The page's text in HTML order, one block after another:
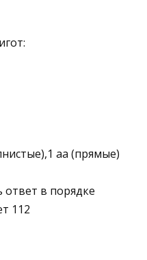
аа (прямые)
ответ в порядке
112